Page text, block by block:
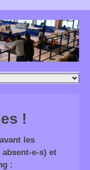
!
les
e-s) et
: